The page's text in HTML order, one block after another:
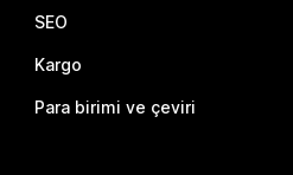
SEO
Kargo
Para birimi ve çeviri